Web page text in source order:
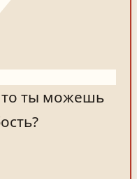
ты можешь